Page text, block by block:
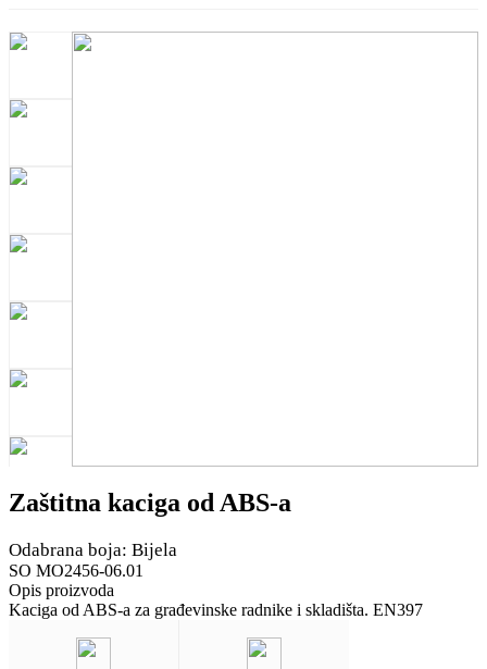
Zaštitna kaciga od ABS-a
Odabrana boja: Bijela
SO MO2456-06.01
Opis proizvoda
Kaciga od ABS-a za građevinske radnike i skladišta. EN397